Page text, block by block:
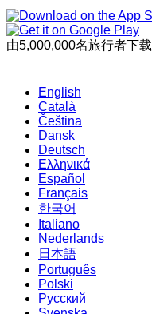
由5,000,000名旅行者下载
English
Català
Čeština
Dansk
Deutsch
Ελληνικά
Español
Français
한국어
Italiano
Nederlands
日本語
Português
Polski
Русский